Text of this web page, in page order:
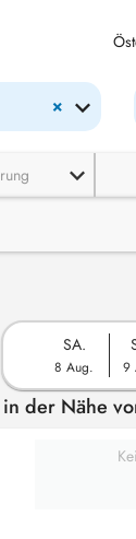
×
SA.
8 Aug. 9
der Nähe